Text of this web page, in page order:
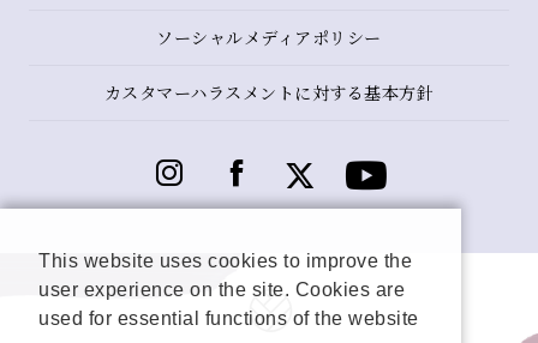
ソーシャルメディアポリシー
カスタマーハラスメントに対する基本方針
This website uses cookies to improve the
user experience on the site. Cookies are
used for essential functions of the website